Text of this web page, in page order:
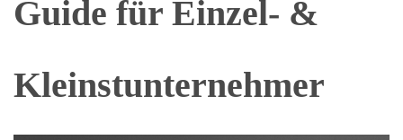
Guide für Einzel- &
Kleinstunternehmer